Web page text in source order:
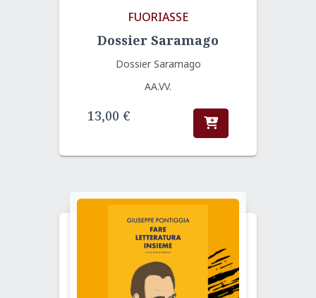
FUORIASSE
Dossier Saramago
Dossier Saramago
AA.VV.
13,00 €